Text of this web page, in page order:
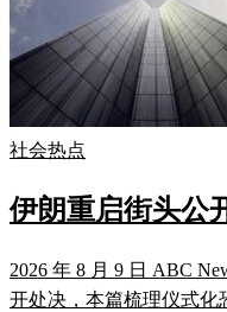
社会热点
伊朗重启街头公
2026 年 8 月 9 日 ABC
开处决，本篇梳理仪式化